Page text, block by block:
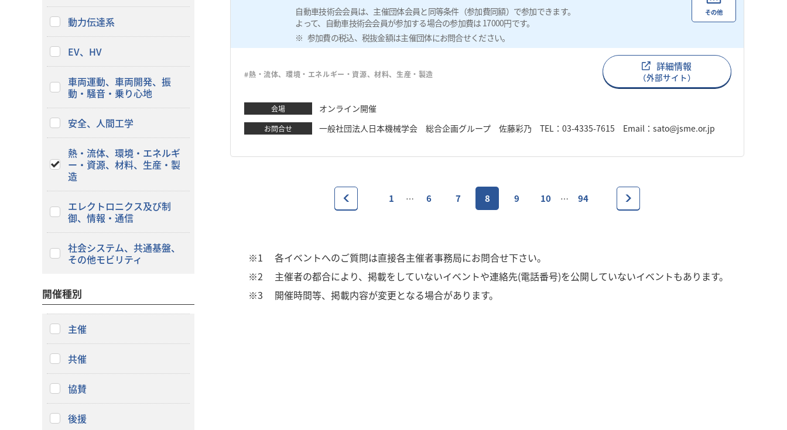
自動車技術会会員は、主催団体会員と同等条件（参加費同額）で参加できます。
よって、自動車技術会会員が参加する場合の参加費は 17000円です。
参加費の税込、税抜金額は主催団体にお問合せください。
その他
#熱・流体、環境・エネルギー・資源、材料、生産・製造
詳細情報
（外部サイト）
会場 オンライン開催
お問合せ 一般社団法人日本機械学会 総合企画グループ 佐藤彩乃 TEL：03-4335-7615 Email：sato@jsme.or.jp
1 … 6 7 8 9 10 … 94
※1
各イベントへのご質問は直接各主催者事務局にお問合せ下さい。
※2
主催者の都合により、掲載をしていないイベントや連絡先(電話番号)を公開していないイベントもあります。
※3
開催時間等、掲載内容が変更となる場合があります。
動力伝達系
EV、HV
車両運動、車両開発、振
動・騒音・乗り心地
安全、人間工学
熱・流体、環境・エネルギ
ー・資源、材料、生産・製
造
エレクトロニクス及び制
御、情報・通信
社会システム、共通基盤、
その他モビリティ
開催種別
主催
共催
協賛
後援